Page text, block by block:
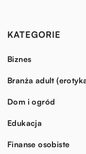
KATEGORIE
Biznes
Branża adult
Dom i ogród
Edukacja
Finanse osobiste